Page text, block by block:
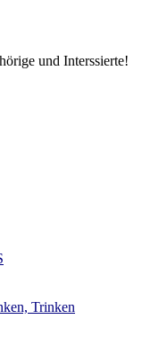
und Interssierte!
Trinken